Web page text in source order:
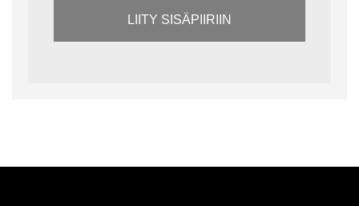
LIITY SISÄPIIRIIN